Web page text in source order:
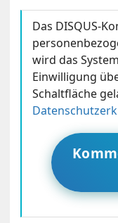
Das DISQUS-
wird das
Einwilligung
Schaltfläche